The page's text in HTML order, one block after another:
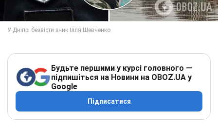
Будьте першими у курсі головного —
підпишіться на Новини на OBOZ.UA у
Google
Підписатися